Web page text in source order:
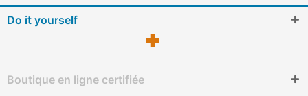
Do it yourself
Boutique en ligne certifiée